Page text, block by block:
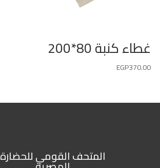
غطاء كنبة 80*200
EGP370.00
المتحف القومي للحضارة